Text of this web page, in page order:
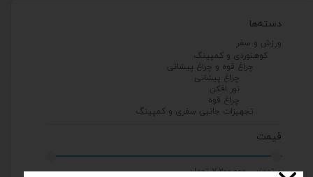
دسته‌ها
ورزش و سفر
کوهنوردی و کمپینگ
چراغ قوه و چراغ پیشانی
چراغ پیشانی
نور افکن
چراغ قوه
تجهیزات جانبی سفری و کمپینگ
قیمت
۰ تومان - ۷,۲۰۰,۰۰۰ تومان